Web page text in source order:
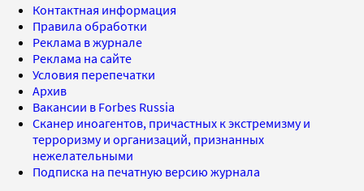
Контактная информация
Правила обработки
Реклама в журнале
Реклама на сайте
Условия перепечатки
Архив
Вакансии в Forbes Russia
Сканер иноагентов, причастных к экстремизму и
терроризму и организаций, признанных
нежелательными
Подписка на печатную версию журнала